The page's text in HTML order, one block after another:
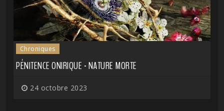
Chroniques
PÉNITENCE ONIRIQUE - NATURE MORTE
24 octobre 2023